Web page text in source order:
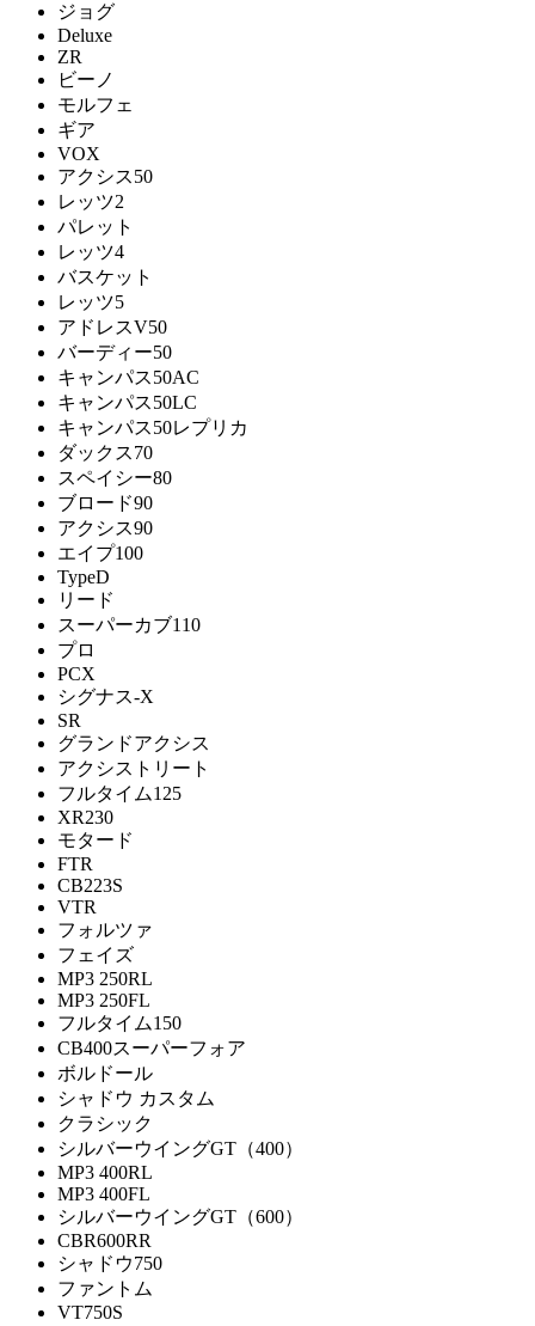
ジョグ
Deluxe
ZR
ビーノ
モルフェ
ギア
VOX
アクシス50
レッツ2
パレット
レッツ4
バスケット
レッツ5
アドレスV50
バーディー50
キャンパス50AC
キャンパス50LC
キャンパス50レプリカ
ダックス70
スペイシー80
ブロード90
アクシス90
エイプ100
TypeD
リード
スーパーカブ110
プロ
PCX
シグナス-X
SR
グランドアクシス
アクシストリート
フルタイム125
XR230
モタード
FTR
CB223S
VTR
フォルツァ
フェイズ
MP3 250RL
MP3 250FL
フルタイム150
CB400スーパーフォア
ボルドール
シャドウ カスタム
クラシック
シルバーウイングGT（400）
MP3 400RL
MP3 400FL
シルバーウイングGT（600）
CBR600RR
シャドウ750
ファントム
VT750S